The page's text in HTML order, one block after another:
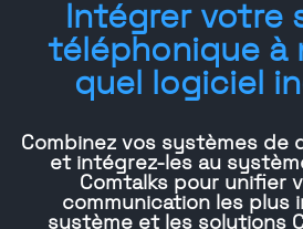
Intégrer votre
téléphonique à
quel logiciel
Combinez vos systèmes de
et intégrez-les au
Comtalks pour unifier
communication les plus
système et les solutions